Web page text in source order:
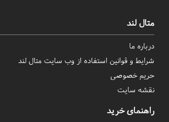
متال لند
درباره ما
شرایط و قوانین استفاده از وب سایت متال لند
حریم خصوصی
نقشه سایت
راهنمای خرید